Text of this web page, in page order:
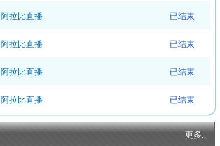
阿拉比直播 已结束
阿拉比直播 已结束
阿拉比直播 已结束
阿拉比直播 已结束
更多...